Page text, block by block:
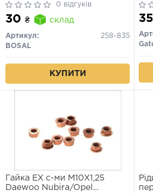
0 відгуків
30 ₴ склад
Артикул:
258-835
BOSAL
КУПИТИ
Гайка EX с-ми M10X1,25
Daewoo Nubira/Opel